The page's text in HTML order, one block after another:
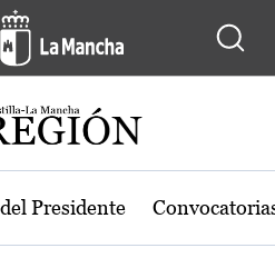
de Castilla-
Presidente